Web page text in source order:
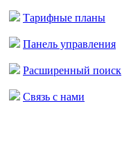
Тарифные планы
Панель управления
Расширенный поиск
Связь с нами